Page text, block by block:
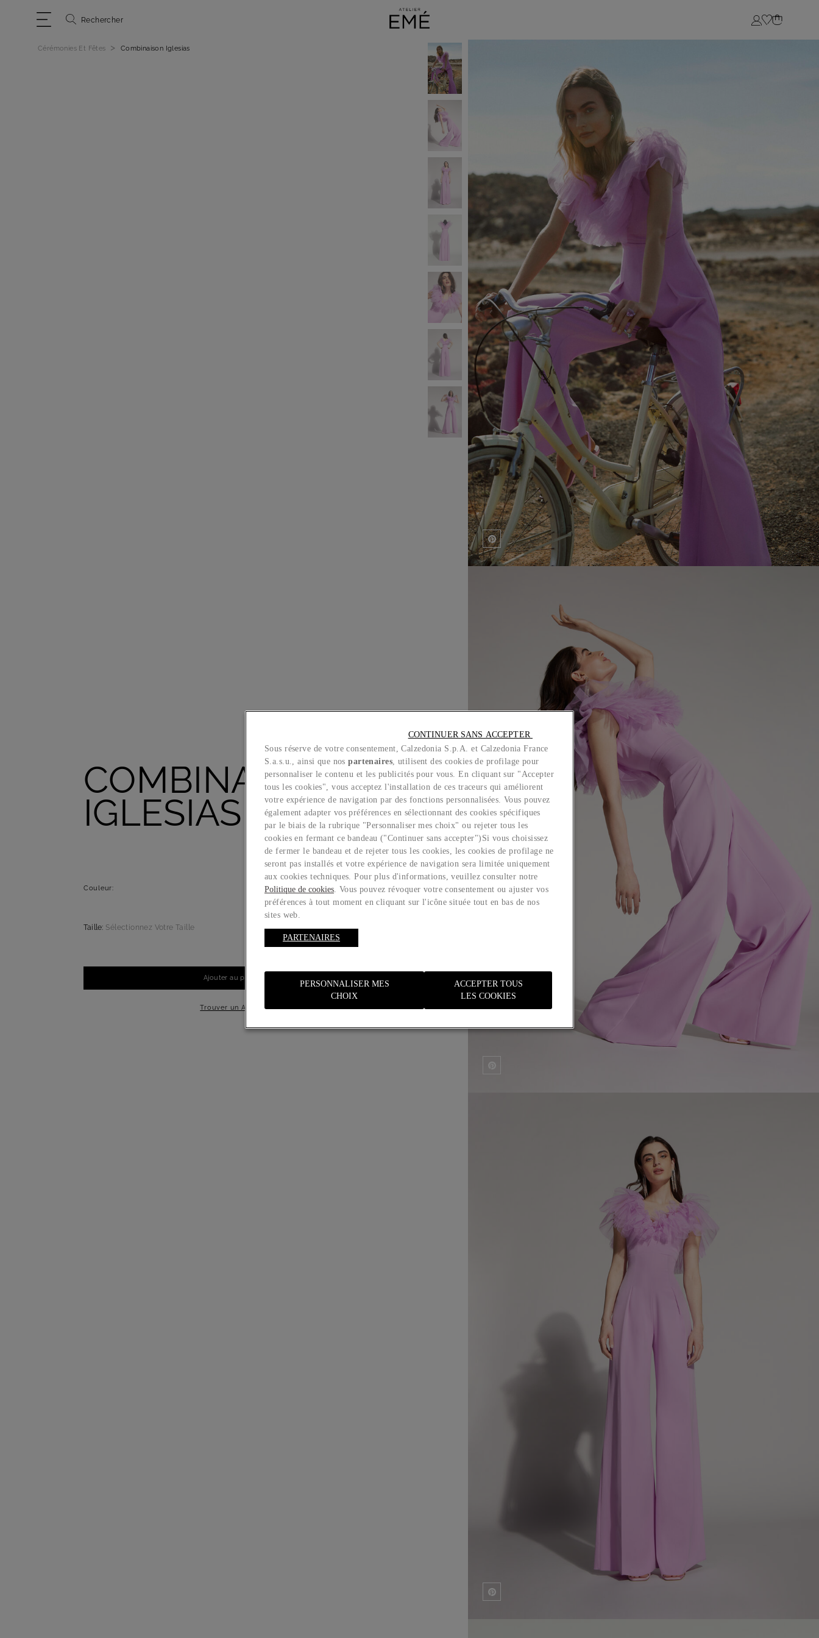
Rechercher Login
Cérémonies Et Fêtes > Combinaison Iglesias
COMBINAISON
IGLESIAS
Couleur:
Taille: Sélectionnez Votre Taille
Guide des tailles
- +
Ajouter au panier
Trouver un Atelier
Sous réserve de votre consentement, Calzedonia S.p.A. et Calzedonia France
S.a.s.u., ainsi que nospartenaires , utilisent des cookies de profilage pour
personnaliser le contenu et les publicités pour vous. En cliquant sur "Accepter
tous les cookies", vous acceptez l'installation de ces traceurs qui améliorent
votre expérience de navigation par des fonctions personnalisées. Vous pouvez
également adapter vos préférences en sélectionnant des cookies spécifiques
par le biais de la rubrique "Personnaliser mes choix" ou rejeter tous les
cookies en fermant ce bandeau ("Continuer sans accepter")​ Si vous choisissez
de fermer le bandeau et de rejeter tous les cookies, les cookies de profilage ne
seront pas installés et votre expérience de navigation sera limitée uniquement
aux cookies techniques. Pour plus d'informations, veuillez consulter notre
Politique de cookies . Vous pouvez révoquer votre consentement ou ajuster vos
préférences à tout moment en cliquant sur l'icône située tout en bas de nos
sites web.
PARTENAIRES
PERSONNALISER MES
CHOIX
ACCEPTER TOUS
LES COOKIES